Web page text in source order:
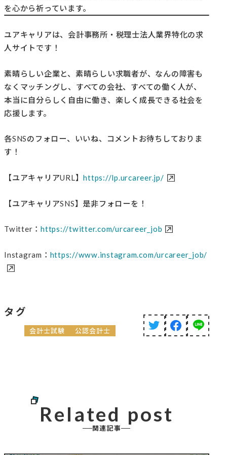
を心から祈っています。
ユアキャリアは、会計事務所・税理士法人業界特化の求
人サイトです！
素晴らしい企業と、素晴らしい求職者が、なんの障害も
なくマッチングし、すべての会社、すべての働く人が、
本当に自分らしく自由に働き、楽しく成長できる社会を
応援します。
各SNSのフォロー、いいね、コメントお待ちしておりま
す！
【ユアキャリアURL】https://lp.urcareer.jp/
【ユアキャリアSNS】是非フォローを！
Twitter：https://twitter.com/urcareer_job
Instagram： https://www.instagram.com/urcareer_job/
タグ
会計士試験 公認会計士
Related post
関連記事